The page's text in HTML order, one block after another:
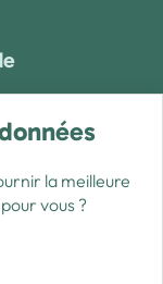
la meilleure
vous ?